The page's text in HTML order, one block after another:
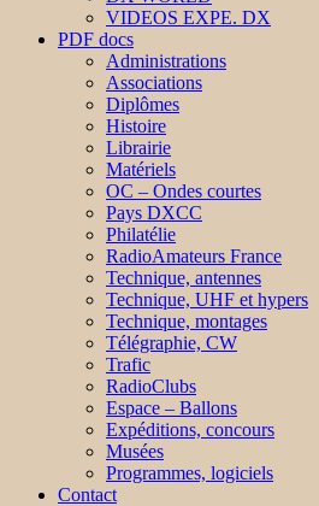
VIDEOS EXPE. DX
PDF docs
Administrations
Associations
Diplômes
Histoire
Librairie
Matériels
OC – Ondes courtes
Pays DXCC
Philatélie
RadioAmateurs France
Technique, antennes
Technique, UHF et hypers
Technique, montages
Télégraphie, CW
Trafic
RadioClubs
Espace – Ballons
Expéditions, concours
Musées
Programmes, logiciels
Contact